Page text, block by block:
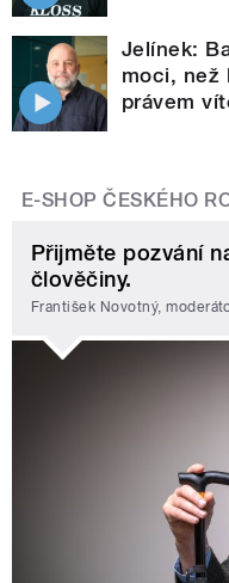
Jelínek:
moci, než
právem
E-SHOP ČESKÉHO
Přijměte pozvání
člověčiny.
František Novotný,